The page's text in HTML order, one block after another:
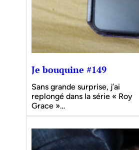
Je bouquine #149
Sans grande surprise, j’ai
replongé dans la série « Roy
Grace »…